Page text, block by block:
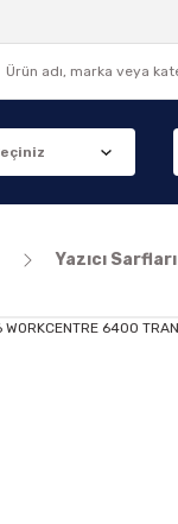
Yazıcı Sarfları